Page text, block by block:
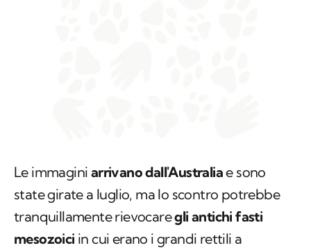
Le immagini arrivano dall'Australiae sono
state girate a luglio, ma lo scontro potrebbe
tranquillamente rievocaregli antichi fasti
mesozoici in cui erano i grandi rettili a